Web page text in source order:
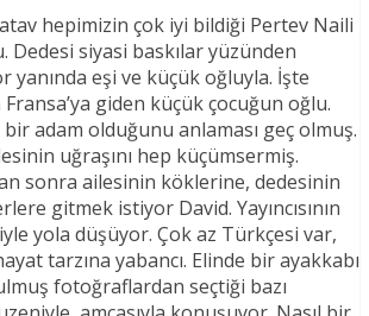
hepimizin çok iyi bildiği Pertev Naili
Dedesi siyasi baskılar yüzünden
yanında eşi ve küçük oğluyla. İşte
Fransa’ya giden küçük çocuğun oğlu.
adam olduğunu anlaması geç olmuş.
uğraşını hep küçümsermiş.
sonra ailesinin köklerine, dedesinin
gitmek istiyor David. Yayıncısının
yola düşüyor. Çok az Türkçesi var,
tarzına yabancı. Elinde bir ayakkabı
fotoğraflardan seçtiği bazı